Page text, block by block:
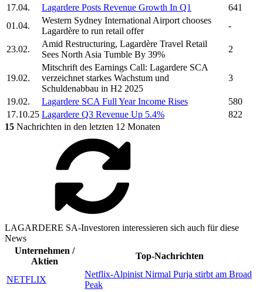
17.04. Lagardere Posts Revenue Growth In Q1
641
01.04.
Western Sydney International Airport chooses
Lagardère to run retail offer
-
23.02.
Amid Restructuring, Lagardère Travel Retail
Sees North Asia Tumble By 39%
2
19.02.
Mitschrift des Earnings Call: Lagardere SCA
verzeichnet starkes Wachstum und
Schuldenabbau in H2 2025
3
19.02. Lagardere SCA Full Year Income Rises
580
17.10.25 Lagardere Q3 Revenue Up 5.4%
822
15 Nachrichten in den letzten 12 Monaten
LAGARDERE SA-Investoren interessieren sich auch für diese
News
Unternehmen /
Aktien
Top-Nachrichten
NETFLIX
Netflix-Alpinist Nirmal Purja stirbt am Broad
Peak